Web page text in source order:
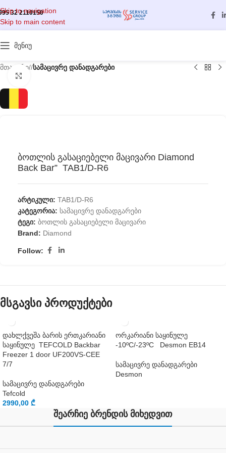
Skip to navigation
Skip to main content
32 2110150
მენიუ
მთავარი/ სამაცივრე დანადგარები
ბოთლის გასაციებელი მაცივარი Diamond
Back Bar” TAB1/D-R6
არტიკული: TAB1/D-R6
კატეგორია: სამაცივრე დანადგარები
ტეგი: ბოთლის გასაციებელი მაცივარი
Brand: Diamond
Follow:
მსგავსი პროდუქტები
დახლქვეშა ბარის ერთკარიანი
საყინულე TEFCOLD Backbar
Freezer 1 door UF200VS-CEE
7/7
სამაცივრე დანადგარები
Tefcold
2990,00 ₾
ორკარიანი საყინულე
-10ºC/-23ºC Desmon EB14
სამაცივრე დანადგარები
Desmon
შეარჩიე ბრენდის მიხედვით